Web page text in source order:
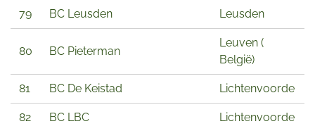
79 BC Leusden Leusden
80 BC Pieterman
Leuven (
België)
81 BC De Keistad Lichtenvoorde
82 BC LBC Lichtenvoorde